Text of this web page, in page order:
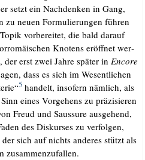
setzt ein Nach­den­ken in Gang,
zu neu­en For­mu­lie­run­gen füh­ren
vor­be­rei­tet, die bald dar­auf
Kno­tens eröff­net wer­
erst zwei Jah­re spä­ter in Enco­re
dass es sich im Wesent­li­chen
5han­delt, inso­fern näm­lich, als
eines Vor­ge­hens zu prä­zi­sie­ren
Freud und Sauss­u­re aus­ge­hend,
des Dis­kur­ses zu ver­fol­gen,
sich auf nichts ande­res stützt als
zusammenzufallen.